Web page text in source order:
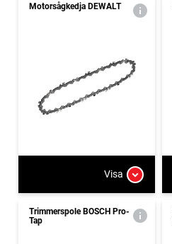
Motorsågkedja DEWALT
Visa
Trimmerspole BOSCH Pro-
Tap